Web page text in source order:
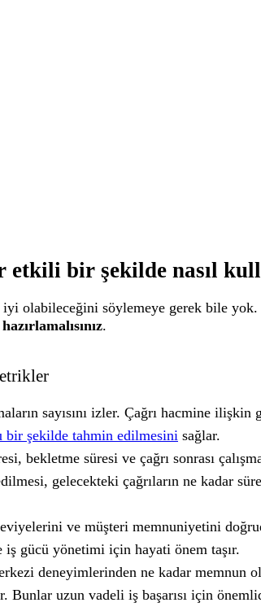
etkili bir şekilde nasıl
iyi olabileceğini söylemeye gerek bile
.
sayısını izler. Çağrı hacmine
bir şekilde tahmin edilmesini sağlar.
bekletme süresi ve çağrı sonrası
gelecekteki çağrıların ne kadar
ve müşteri memnuniyetini
gücü yönetimi için hayati önem taşır.
deneyimlerinden ne kadar memnun
Bunlar uzun vadeli iş başarısı için